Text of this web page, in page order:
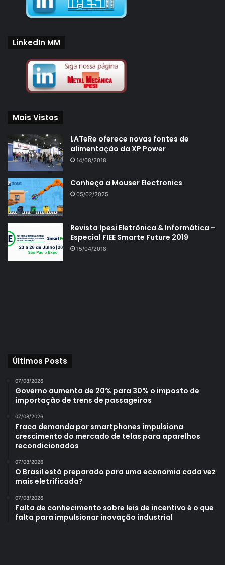
LinkedIn MM
Mais Vistos
LATeRe oferece novas fontes de
alimentação da XP Power
14/08/2018
Conheça a Mouser Electronics
05/02/2025
Revista Ipesi Eletrônica & Informática –
Especial FIEE Smarte Future 2019
15/04/2018
Últimos Posts
07/08/2026
Governo aumenta de 20% para 30% o imposto de
importação de trens de passageiros
07/08/2026
Fraca demanda por smartphones impulsiona
crescimento do mercado de telas para aparelhos
recondicionados
07/08/2026
O Brasil está preparado para uma economia cada vez
mais eletrificada?
07/08/2026
Falta de conhecimento sobre leis de incentivo é o que
falta para impulsionar inovação industrial